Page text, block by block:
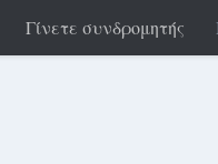
Γίνετε συνδρομητής